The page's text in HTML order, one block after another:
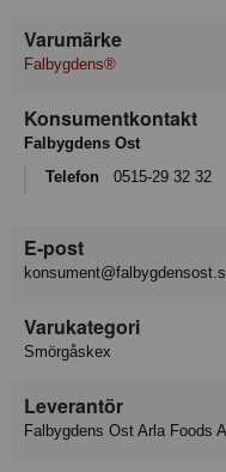
Varumärke
Falbygdens®
Konsumentkontakt
Falbygdens Ost
Telefon
0515-29 32 32
E-post
Varukategori
Smörgåskex
Leverantör
Falbygdens Ost Arla Foods